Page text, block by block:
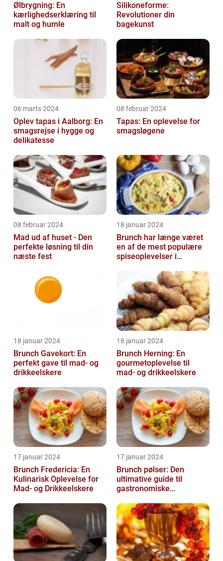
Ølbrygning: En
kærlighedserklæring til
malt og humle
Silikoneforme:
Revolutioner din
bagekunst
06 marts 2024
Oplev tapas i Aalborg: En
smagsrejse i hygge og
delikatesse
08 februar 2024
Tapas: En oplevelse for
smagsløgene
08 februar 2024
Mad ud af huset - Den
perfekte løsning til din
næste fest
18 januar 2024
Brunch har længe været
en af de mest populære
spiseoplevelser i
18 januar 2024
Brunch Gavekort: En
perfekt gave til mad- og
drikkeelskere
18 januar 2024
Brunch Herning: En
gourmetoplevelse til
mad- og drikkeelskere
17 januar 2024
Brunch Fredericia: En
Kulinarisk Oplevelse for
Mad- og Drikkeelskere
17 januar 2024
Brunch pølser: Den
ultimative guide til
gastronomiske